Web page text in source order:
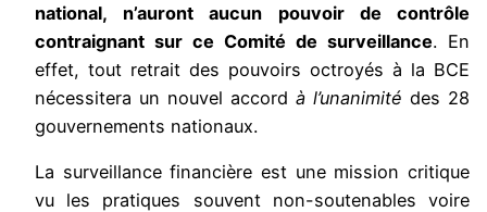
national, n’auront aucun pouvoir de contrôle
contraignant sur ce Comité de surveillance. En
effet, tout retrait des pouvoirs octroyés à la BCE
nécessitera un nouvel accord à l’unanimité des 28
gouvernements nationaux.
La surveillance financière est une mission critique
vu les pratiques souvent non-soutenables voire